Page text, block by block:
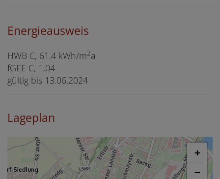
Energieausweis
HWB C, 61.4 kWh/m2a
fGEE C, 1,04
gültig bis 13.06.2024
Lageplan
+
−